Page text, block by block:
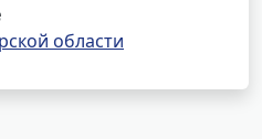
области